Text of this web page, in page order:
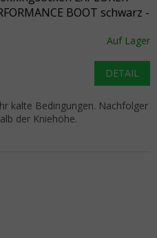
BOOT schwarz -
Auf Lager
DETAIL
kalte Bedingungen. Nachfolger
der Kniehöhe.